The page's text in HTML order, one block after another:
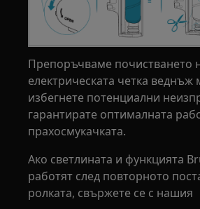
Препоръчваме почистването
електрическата четка веднъж
избегнете потенциални
гарантирате оптималната
прахосмукачката.
Ако светлината и функцията
работят след повторното
ролката, свържете се с нашия